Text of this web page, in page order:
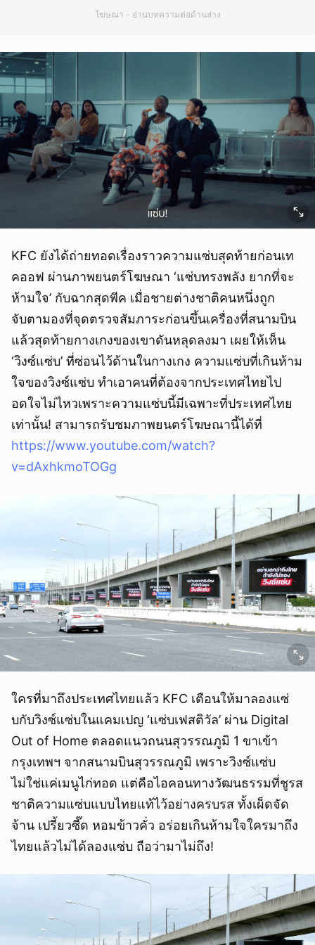
โฆษณา - อ่านบทความต่อด้านล่าง
KFC ยังได้ถ่ายทอดเรื่องราวความแซ่บสุดท้ายก่อนเท
คออฟ ผ่านภาพยนตร์โฆษณา ‘แซ่บทรงพลัง ยากที่จะ
ห้ามใจ’ กับฉากสุดพีค เมื่อชายต่างชาติคนหนึ่งถูก
จับตามองที่จุดตรวจสัมภาระก่อนขึ้นเครื่องที่สนามบิน
แล้วสุดท้ายกางเกงของเขาดันหลุดลงมา เผยให้เห็น
‘วิงซ์แซ่บ’ ที่ซ่อนไว้ด้านในกางเกง ความแซ่บที่เกินห้าม
ใจของวิงซ์แซ่บ ทำเอาคนที่ต้องจากประเทศไทยไป
อดใจไม่ไหวเพราะความแซ่บนี้มีเฉพาะที่ประเทศไทย
เท่านั้น! สามารถรับชมภาพยนตร์โฆษณานี้ได้ที่
https://www.youtube.com/watch?
v=dAxhkmoTOGg
ใครที่มาถึงประเทศไทยแล้ว KFC เตือนให้มาลองแซ่
บกับวิงซ์แซ่บในแคมเปญ ‘แซ่บเฟสติวัล’ ผ่าน Digital
Out of Home ตลอดแนวถนนสุวรรณภูมิ 1 ขาเข้า
กรุงเทพฯ จากสนามบินสุวรรณภูมิ เพราะวิงซ์แซ่บ
ไม่ใช่แค่เมนูไก่ทอด แต่คือไอคอนทางวัฒนธรรมที่ชูรส
ชาติความแซ่บแบบไทยแท้ไว้อย่างครบรส ทั้งเผ็ดจัด
จ้าน เปรี้ยวซี๊ด หอมข้าวคั่ว อร่อยเกินห้ามใจใครมาถึง
ไทยแล้วไม่ได้ลองแซ่บ ถือว่ามาไม่ถึง!